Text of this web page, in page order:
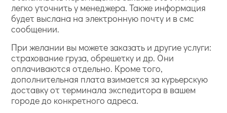
легко уточнить у менеджера. Также информация
будет выслана на электронную почту и в смс
сообщении.
При желании вы можете заказать и другие услуги:
страхование груза, обрешетку и др. Они
оплачиваются отдельно. Кроме того,
дополнительная плата взимается за курьерскую
доставку от терминала экспедитора в вашем
городе до конкретного адреса.